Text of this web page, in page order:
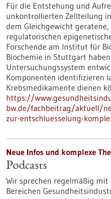
Für die Entstehung und
unkontrollierten Zellteilung
dem Gleichgewicht
regulatorischen
Forschende am Institut für
Biochemie in Stuttgart
Untersuchungssystem
Komponenten identifizieren
Krebsmedikamente dienen
https://
bw.de/fachbeitrag/aktuell/
zur-entschluesselung-
Neue Infos und komplexe
Podcasts
Wir sprechen regelmäßig
Bereichen